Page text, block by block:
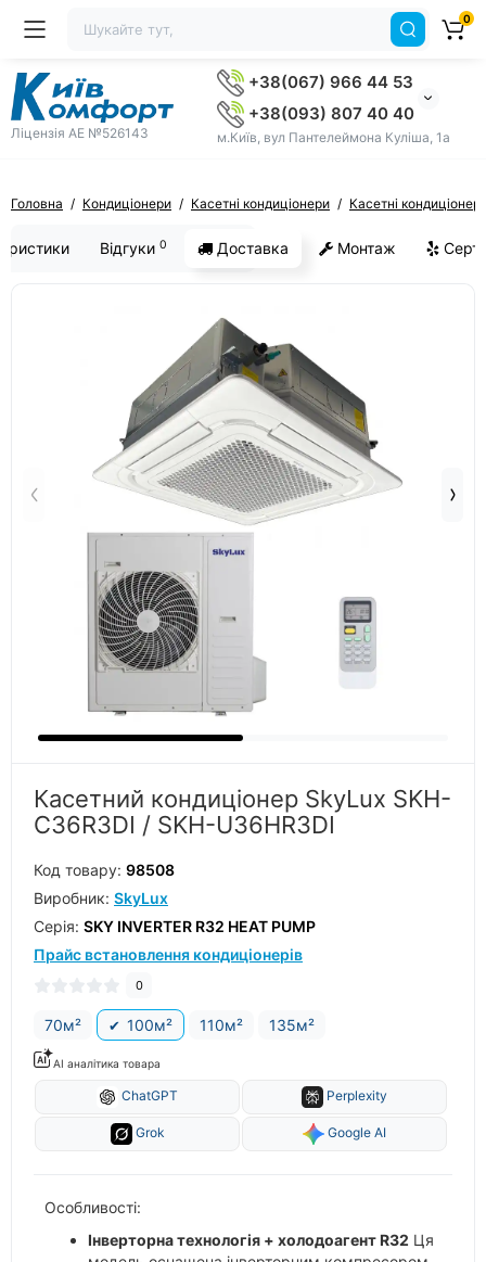
Ліцензія AE №526143
+38(067) 966 44 53
+38(093) 807 40 40
м.Київ, вул Пантелеймона Куліша, 1а
0
Головна Кондиціонери Касетні кондиціонери Касетні
Відгуки 0 Доставка Монтаж
Касетний кондиціонер SkyLux SKH-
C36R3DI / SKH-U36HR3DI
Код товару: 98508
Виробник: SkyLux
Серiя: SKY INVERTER R32 HEAT PUMP
Прайс встановлення кондиціонерів
0
70м² 100м² 110м² 135м²
AI аналітика товара
ChatGPT Perplexity
Grok Google AI
Особливості:
Інверторна технологія + холодоагент R32 Ця